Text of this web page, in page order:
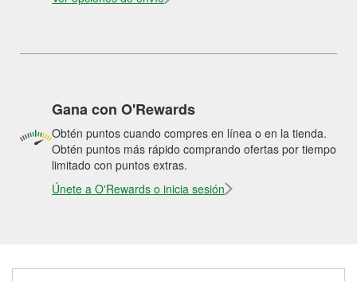
Gana con O'Rewards
Obtén puntos cuando compres en línea o en la tienda.
Obtén puntos más rápido comprando ofertas por tiempo
limitado con puntos extras.
Únete a O'Rewards o inicia sesión